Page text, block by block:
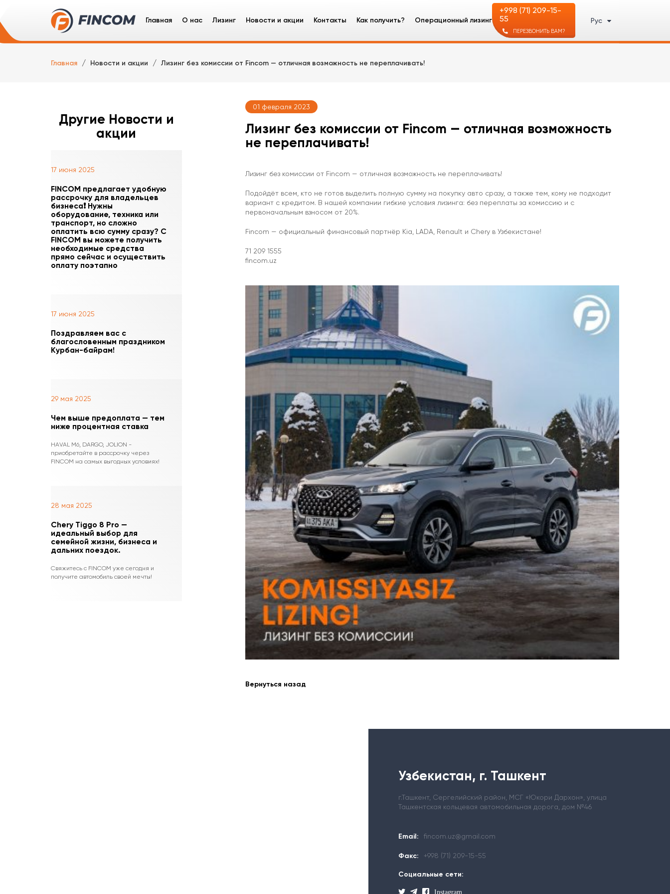
Главная О нас Лизинг
Легковые автомобили
Новости и акции Контакты Как получить? Операционный лизинг
+998 (71) 209-15-
55
ПЕРЕЗВОНИТЬ ВАМ?
Рус
Главная Новости и акции Лизинг без комиссии от Fincom — отличная возможность не переплачивать!
Другие Новости и
акции
17 июня 2025
FINCOM предлагает удобную
рассрочку для владельцев
бизнеса❗️ Нужны
оборудование, техника или
транспорт, но сложно
оплатить всю сумму сразу? С
FINCOM вы можете получить
необходимые средства
прямо сейчас и осуществить
оплату поэтапно
17 июня 2025
Поздравляем вас с
благословенным праздником
Курбан-байрам!
29 мая 2025
Чем выше предоплата — тем
ниже процентная ставка
HAVAL M6, DARGO, JOLION -
приобретайте в рассрочку через
FINCOM на самых выгодных условиях!
28 мая 2025
Chery Tiggo 8 Pro —
идеальный выбор для
семейной жизни, бизнеса и
дальних поездок.
Свяжитесь с FINCOM уже сегодня и
получите автомобиль своей мечты!
01 февраля 2023
Лизинг без комиссии от Fincom — отличная возможность
не переплачивать!
Лизинг без комиссии от Fincom — отличная возможность не переплачивать!
Подойдёт всем, кто не готов выделить полную сумму на покупку авто сразу, а также тем, кому не подходит
вариант с кредитом. В нашей компании гибкие условия лизинга: без переплаты за комиссию и с
первоначальным взносом от 20%.
Fincom — официальный финансовый партнёр Kia, LADA, Renault и Chery в Узбекистане!
71 209 1555
fincom.uz
Вернуться назад
Узбекистан, г. Ташкент
г.Ташкент, Сергелийский район, МСГ «Юкори Дархон», улица
Ташкентская кольцевая автомобильная дорога, дом №46
Email: fincom.uz@gmail.com
Факс: +998 (71) 209-15-55
Социальные сети:
Instagram